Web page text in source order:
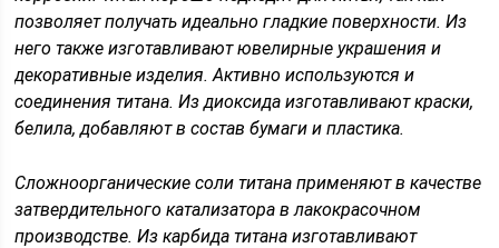
позволяет получать идеально гладкие поверхности. Из
него также изготавливают ювелирные украшения и
декоративные изделия. Активно используются и
соединения титана. Из диоксида изготавливают краски,
белила, добавляют в состав бумаги и пластика.
Сложноорганические соли титана применяют в качестве
затвердительного катализатора в лакокрасочном
производстве. Из карбида титана изготавливают